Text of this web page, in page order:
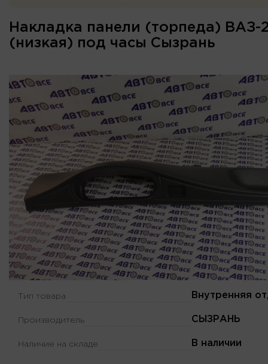
Накладка панели (торпеда) ВАЗ-
(низкая) под часы Сызрань
Тип товара Внутренняя
Производитель СЫЗРАНЬ
Наличие на складе В наличии